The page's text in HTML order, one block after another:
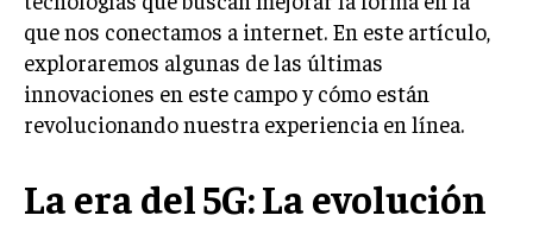
que nos conectamos a internet. En este artículo,
exploraremos algunas de las últimas
innovaciones en este campo y cómo están
revolucionando nuestra experiencia en línea.
La era del 5G: La evolución